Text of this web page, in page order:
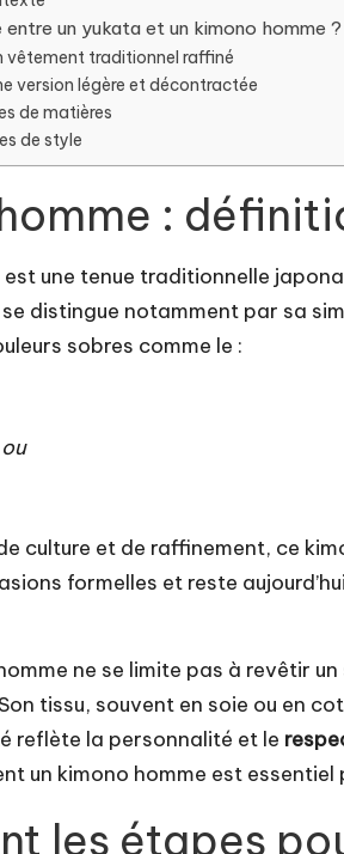
un yukata et un kimono homme ?
vêtement traditionnel raffiné
version légère et décontractée
de matières
de style
:
est une tenue traditionnelle
distingue notamment par sa
sobres comme le :
culture et de raffinement, ce
formelles et reste
ne se limite pas à revêtir
tissu, souvent en soie ou en
reflète la personnalité et le
un kimono homme est
les étapes